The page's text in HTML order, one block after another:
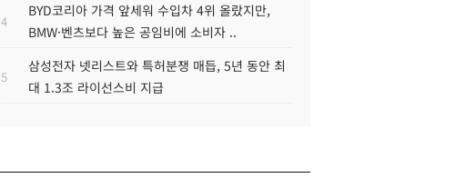
4
BYD코리아 가격 앞세워 수입차 4위 올랐지만,
BMW·벤츠보다 높은 공임비에 소비자 ..
5
삼성전자 넷리스트와 특허분쟁 매듭, 5년 동안 최
대 1.3조 라이선스비 지급